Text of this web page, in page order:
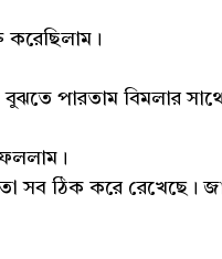
পারতাম বিমলার
সব ঠিক করে রেখেছে।